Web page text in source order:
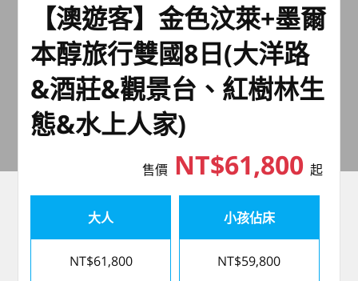
【澳遊客】金色汶萊+墨爾
本醇旅行雙國8日(大洋路
&酒莊&觀景台、紅樹林生
態&水上人家)
售價NT$61,800 起
大人
NT$61,800
小孩佔床
NT$59,800